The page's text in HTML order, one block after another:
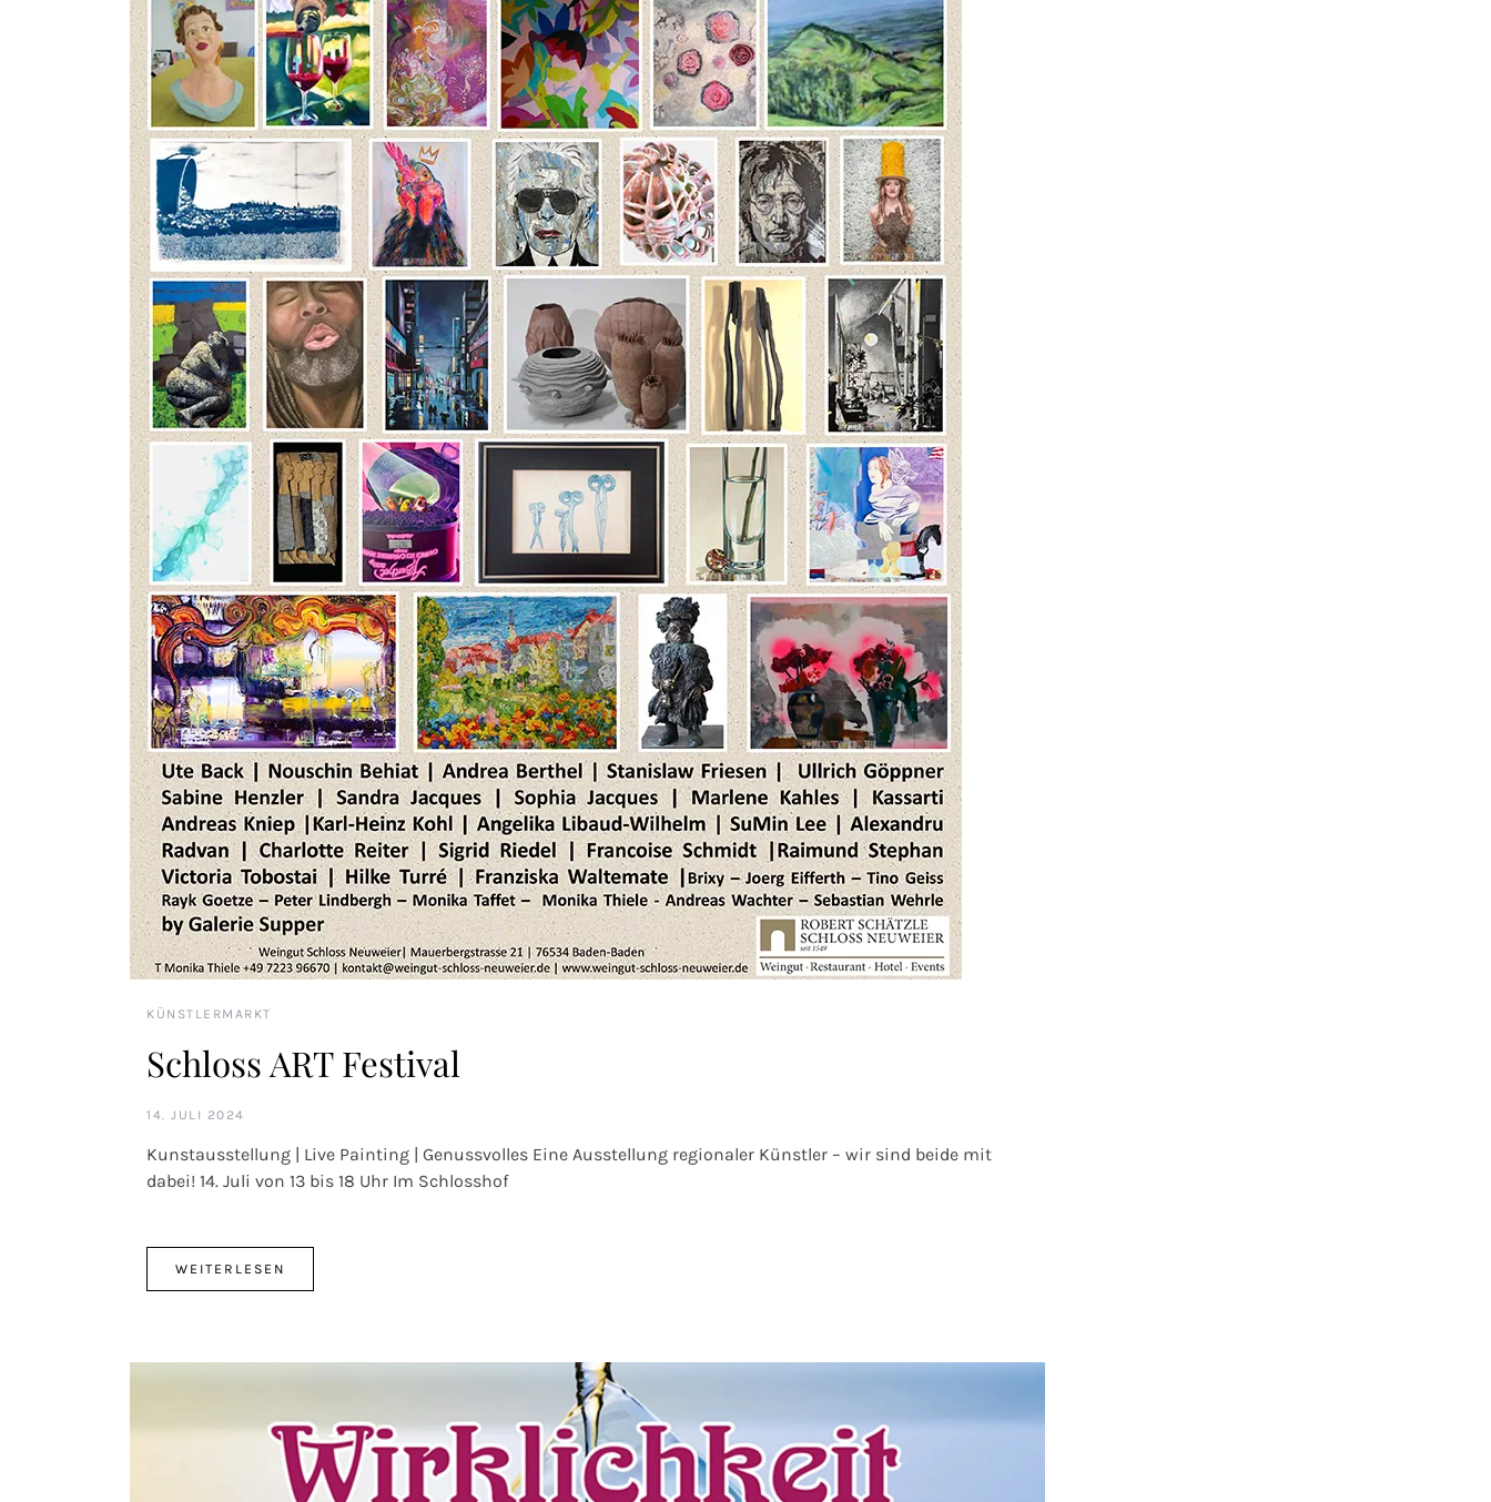
KÜNSTLERMARKT
Schloss ART Festival
14. JULI 2024
Kunstausstellung | Live Painting | Genussvolles Eine Ausstellung regionaler Künstler – wir sind beide mit
dabei! 14. Juli von 13 bis 18 Uhr Im Schlosshof
WEITERLESEN